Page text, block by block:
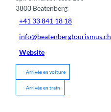
3803 Beatenberg
+41 33 841 18 18
info@beatenbergtourismus.ch
Website
Arrivée en voiture
Arrivée en train